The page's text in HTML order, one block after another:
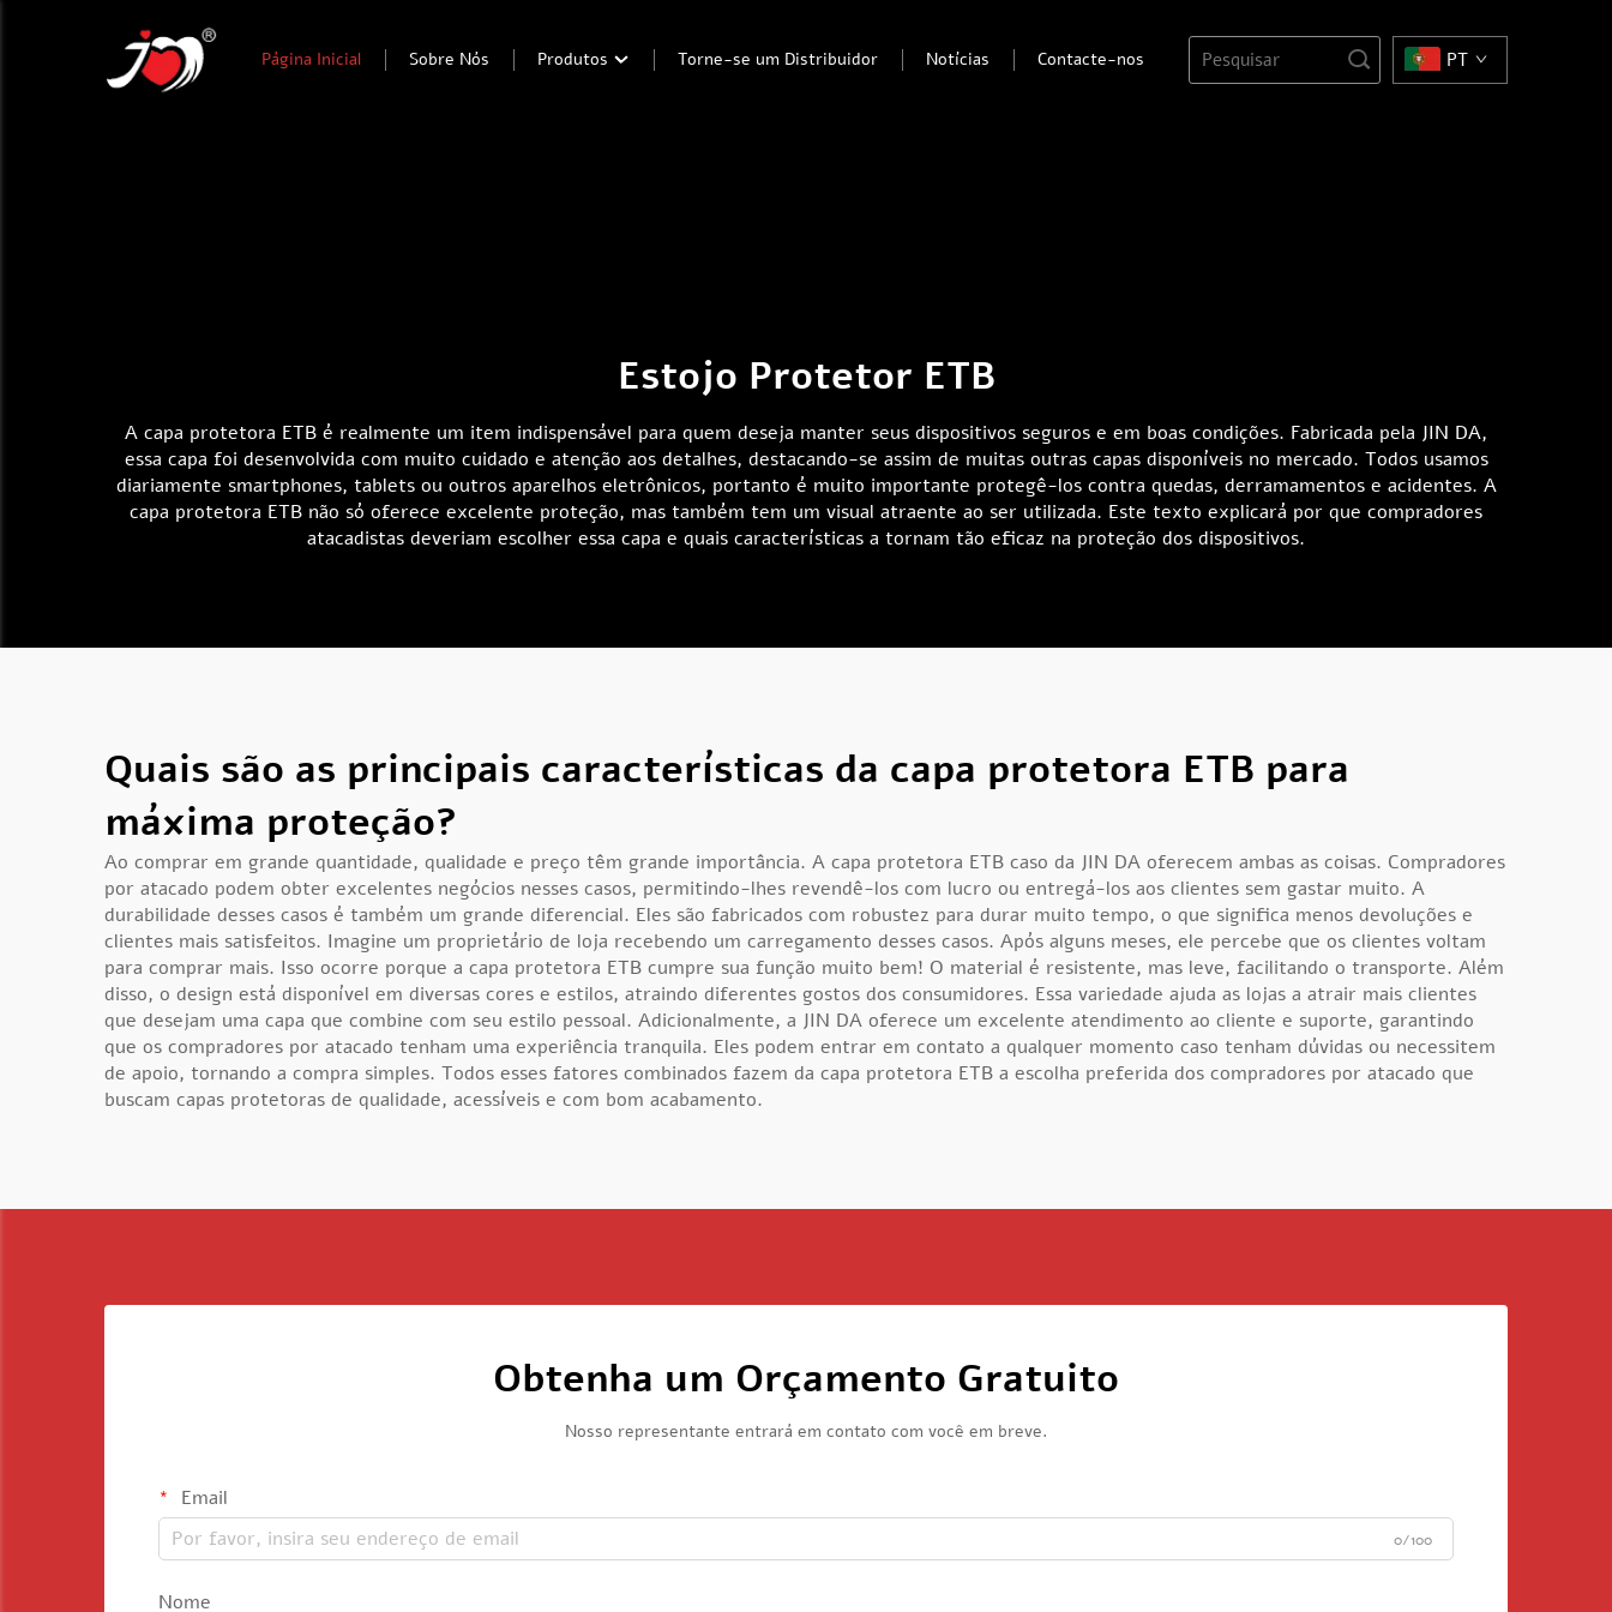
Página Inicial Sobre Nós Produtos Torne-se um Distribuidor Notícias Contacte-nos PT
Estojo Protetor ETB
A capa protetora ETB é realmente um item indispensável para quem deseja manter seus dispositivos seguros e em boas condições. Fabricada pela JIN DA,
essa capa foi desenvolvida com muito cuidado e atenção aos detalhes, destacando-se assim de muitas outras capas disponíveis no mercado. Todos usamos
diariamente smartphones, tablets ou outros aparelhos eletrônicos, portanto é muito importante protegê-los contra quedas, derramamentos e acidentes. A
capa protetora ETB não só oferece excelente proteção, mas também tem um visual atraente ao ser utilizada. Este texto explicará por que compradores
atacadistas deveriam escolher essa capa e quais características a tornam tão eficaz na proteção dos dispositivos.
Quais são as principais características da capa protetora ETB para
máxima proteção?
Ao comprar em grande quantidade, qualidade e preço têm grande importância. A capa protetora ETB caso da JIN DA oferecem ambas as coisas. Compradores
por atacado podem obter excelentes negócios nesses casos, permitindo-lhes revendê-los com lucro ou entregá-los aos clientes sem gastar muito. A
durabilidade desses casos é também um grande diferencial. Eles são fabricados com robustez para durar muito tempo, o que significa menos devoluções e
clientes mais satisfeitos. Imagine um proprietário de loja recebendo um carregamento desses casos. Após alguns meses, ele percebe que os clientes voltam
para comprar mais. Isso ocorre porque a capa protetora ETB cumpre sua função muito bem! O material é resistente, mas leve, facilitando o transporte. Além
disso, o design está disponível em diversas cores e estilos, atraindo diferentes gostos dos consumidores. Essa variedade ajuda as lojas a atrair mais clientes
que desejam uma capa que combine com seu estilo pessoal. Adicionalmente, a JIN DA oferece um excelente atendimento ao cliente e suporte, garantindo
que os compradores por atacado tenham uma experiência tranquila. Eles podem entrar em contato a qualquer momento caso tenham dúvidas ou necessitem
de apoio, tornando a compra simples. Todos esses fatores combinados fazem da capa protetora ETB a escolha preferida dos compradores por atacado que
buscam capas protetoras de qualidade, acessíveis e com bom acabamento.
Obtenha um Orçamento Gratuito
Nosso representante entrará em contato com você em breve.
Email
0/100
Nome